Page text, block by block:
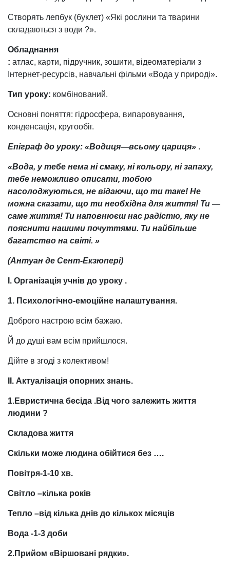
Створять лепбук (буклет) «Які рослини та тварини
складаються з води ?».
Обладнання
: атлас, карти, підручник, зошити, відеоматеріали з
Інтернет-ресурсів, навчальні фільми «Вода у природі».
Тип уроку: комбінований.
Основні поняття: гідросфера, випаровування,
конденсація, кругообіг.
Епіграф до уроку: «Водиця—всьому цариця» .
«Вода, у тебе нема ні смаку, ні кольору, ні запаху,
тебе неможливо описати, тобою
насолоджуються, не відаючи, що ти таке! Не
можна сказати, що ти необхідна для життя! Ти —
саме життя! Ти наповнюєш нас радістю, яку не
пояснити нашими почуттями. Ти найбільше
багатство на світі. »
(Антуан де Сент-Екзюпері)
І. Організація учнів до уроку .
1. Психологічно-емоційне налаштування.
Доброго настрою всім бажаю.
Й до душі вам всім прийшлося.
Дійте в згоді з колективом!
ІІ. Актуалізація опорних знань.
1.Евристична бесіда .Від чого залежить життя
людини ?
Складова життя
Скільки може людина обійтися без ….
Повітря-1-10 хв.
Світло –кілька років
Тепло –від кілька днів до кількох місяців
Вода -1-3 доби
2.Прийом «Віршовані рядки».